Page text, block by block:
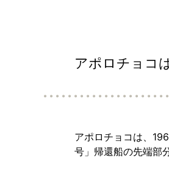
アポロチョコ
アポロチョコは、
号」帰還船の先端部